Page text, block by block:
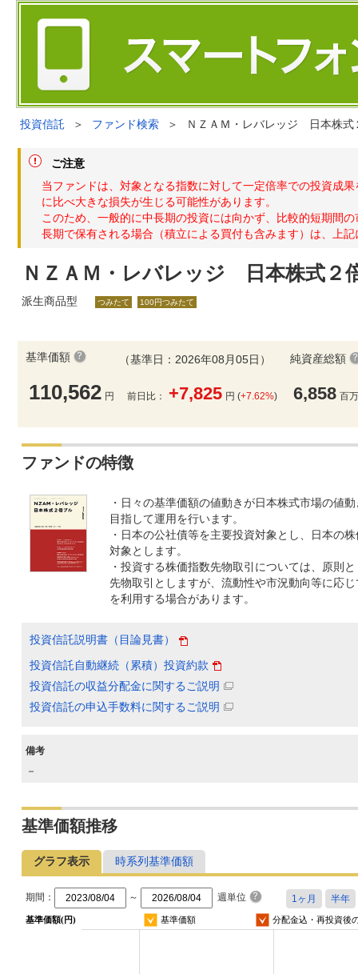
投資信託 ＞ ファンド検索 ＞ ＮＺＡＭ・レバレッジ 日本株式
ご注意
当ファンドは、対象となる指数に対して一定倍率での投資成
に比べ大きな損失が生じる可能性があります。
このため、一般的に中長期の投資には向かず、比較的短期間
長期で保有される場合（積立による買付も含みます）は、上
ＮＺＡＭ・レバレッジ 日本株式２
派生商品型 つみたて 100円つみたて
基準価額
110,562 円
（基準日：2026年08月05日）
前日比： +7,825 円 (+7.62%)
純資産総額
6,858 百
ファンドの特徴
・日々の基準価額の値動きが日本株式市場の値
目指して運用を行います。
・日本の公社債等を主要投資対象とし、日本の
対象とします。
・投資する株価指数先物取引については、原則
先物取引としますが、流動性や市況動向等に応
を利用する場合があります。
投資信託説明書（目論見書）
投資信託自動継続（累積）投資約款
投資信託の収益分配金に関するご説明
投資信託の申込手数料に関するご説明
備考
－
基準価額推移
グラフ表示 時系列基準価額
期間： ～ 週単位
基準価額(円) 基準価額 分配金込・再投資後